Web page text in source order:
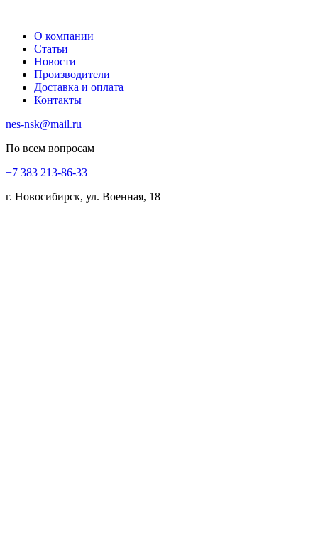
О компании
Статьи
Новости
Производители
Доставка и оплата
Контакты
nes-nsk@mail.ru
По всем вопросам
+7 383 213-86-33
г. Новосибирск, ул. Военная, 18